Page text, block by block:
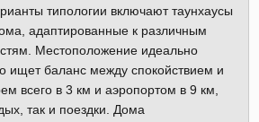
типологии включают таунхаусы
адаптированные к различным
Местоположение идеально
ищет баланс между спокойствием и
всего в 3 км и аэропортом в 9 км,
так и поездки. Дома